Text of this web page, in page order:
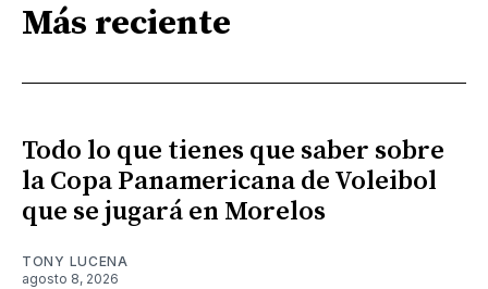
Más reciente
Todo lo que tienes que saber sobre
la Copa Panamericana de Voleibol
que se jugará en Morelos
TONY LUCENA
agosto 8, 2026